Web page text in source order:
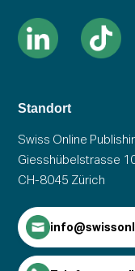
Standort
Swiss Online
Giesshübelstrasse
CH-8045 Zürich